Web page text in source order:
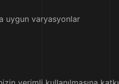
uygun varyasyonlar